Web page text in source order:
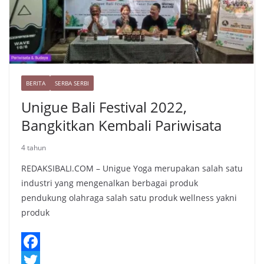
BERITA SERBA SERBI
Unigue Bali Festival 2022,
Bangkitkan Kembali Pariwisata
4 tahun
REDAKSIBALI.COM – Unigue Yoga merupakan salah satu
industri yang mengenalkan berbagai produk
pendukung olahraga salah satu produk wellness yakni
produk
F